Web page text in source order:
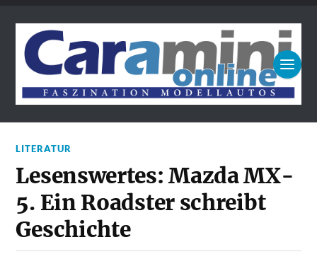
LITERATUR
Lesenswertes: Mazda MX-
5. Ein Roadster schreibt
Geschichte